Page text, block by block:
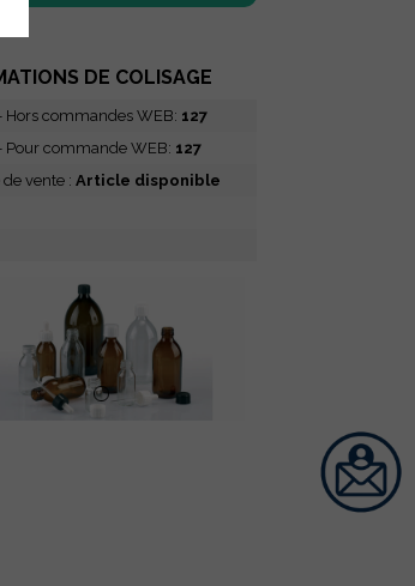
DE COLISAGE
Hors commandes WEB: 127
Pour commande WEB: 127
vente : Article disponible